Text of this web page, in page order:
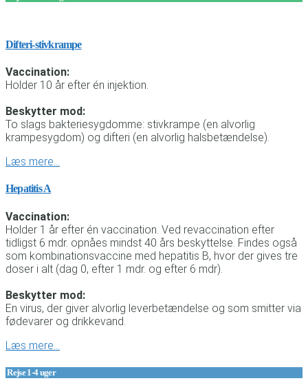
Difteri-stivkrampe
Vaccination:
Holder 10 år efter én injektion.
Beskytter mod:
To slags bakteriesygdomme: stivkrampe (en alvorlig
krampesygdom) og difteri (en alvorlig halsbetændelse).
Læs mere…
Hepatitis A
Vaccination:
Holder 1 år efter én vaccination. Ved revaccination efter
tidligst 6 mdr. opnåes mindst 40 års beskyttelse. Findes også
som kombinationsvaccine med hepatitis B, hvor der gives tre
doser i alt (dag 0, efter 1 mdr. og efter 6 mdr).
Beskytter mod:
En virus, der giver alvorlig leverbetændelse og som smitter via
fødevarer og drikkevand.
Læs mere…
Rejse 1-4 uger